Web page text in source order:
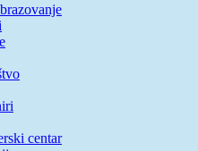
centar